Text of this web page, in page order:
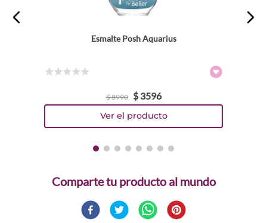
Esmalte Posh Aquarius
$8990 $ 3596
Comparte